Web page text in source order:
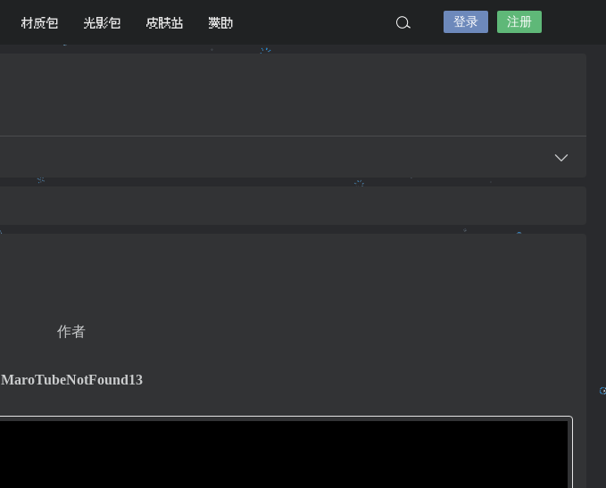
材质包 光影包 皮肤站 赞助 登录 注册
作者
MaroTubeNotFound13